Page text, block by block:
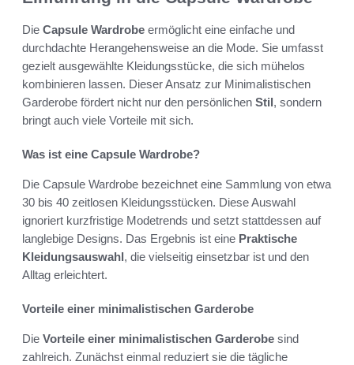
Die Capsule Wardrobe ermöglicht eine einfache und
durchdachte Herangehensweise an die Mode. Sie umfasst
gezielt ausgewählte Kleidungsstücke, die sich mühelos
kombinieren lassen. Dieser Ansatz zur Minimalistischen
Garderobe fördert nicht nur den persönlichen Stil, sondern
bringt auch viele Vorteile mit sich.
Was ist eine Capsule Wardrobe?
Die Capsule Wardrobe bezeichnet eine Sammlung von etwa
30 bis 40 zeitlosen Kleidungsstücken. Diese Auswahl
ignoriert kurzfristige Modetrends und setzt stattdessen auf
langlebige Designs. Das Ergebnis ist eine Praktische
Kleidungsauswahl, die vielseitig einsetzbar ist und den
Alltag erleichtert.
Vorteile einer minimalistischen Garderobe
Die Vorteile einer minimalistischen Garderobe sind
zahlreich. Zunächst einmal reduziert sie die tägliche